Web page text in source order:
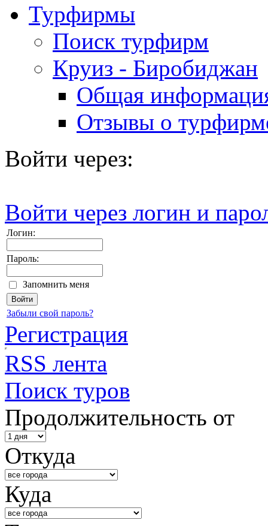
Турфирмы
Поиск турфирм
Круиз - Биробиджан
Общая
Отзывы о
Войти через:
Войти через логин и
Логин:
Пароль:
Запомнить меня
Забыли свой пароль?
Регистрация
RSS лента
Поиск туров
Продолжительность от
Откуда
Куда